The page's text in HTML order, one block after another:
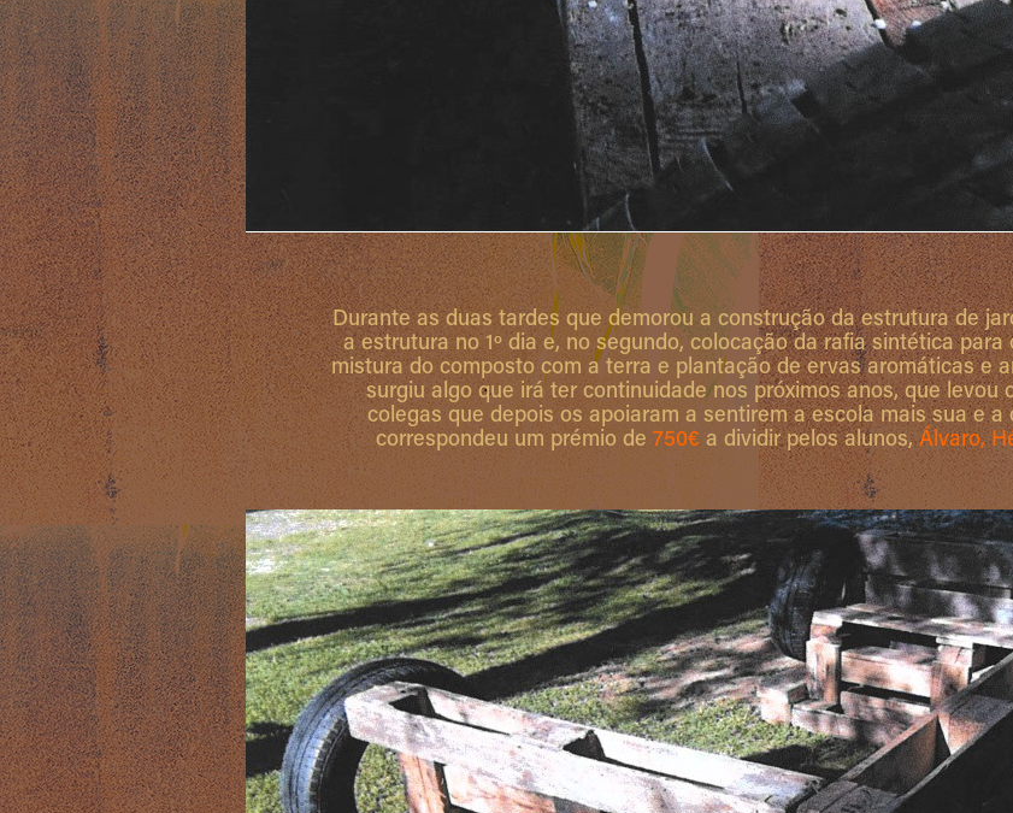
Durante as duas tardes que demorou a construção da estrutura de
a estrutura no 1º dia e, no segundo, colocação da rafia sintética
mistura do composto com a terra e plantação de ervas aromáticas e
surgiu algo que irá ter continuidade nos próximos anos, que levou
colegas que depois os apoiaram a sentirem a escola mais sua e
correspondeu um prémio de 750€ a dividir pelos alunos,Álvaro,